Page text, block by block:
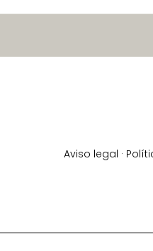
Aviso legal ·